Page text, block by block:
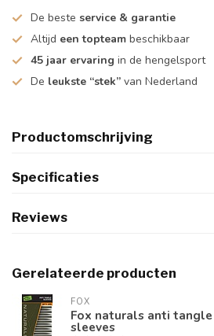
De beste service & garantie
Altijd een topteam beschikbaar
45 jaar ervaring in de hengelsport
De leukste “stek” van Nederland
Productomschrijving
Specificaties
Reviews
Gerelateerde producten
FOX
Fox naturals anti tangle
sleeves